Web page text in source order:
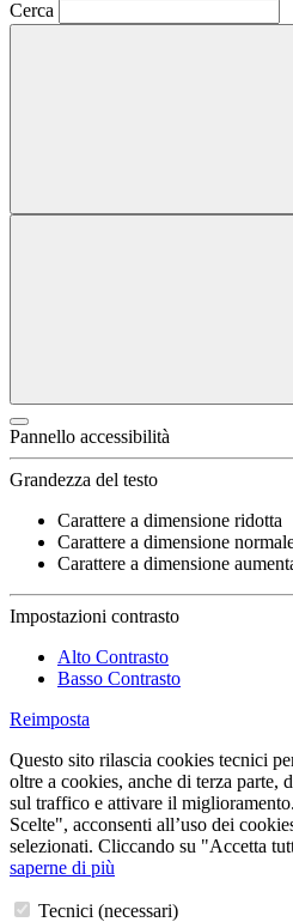
Cerca
Pannello accessibilità
Grandezza del testo
Carattere a dimensione ridotta
Carattere a dimensione
Carattere a dimensione
Impostazioni contrasto
Alto Contrasto
Basso Contrasto
Reimposta
Questo sito rilascia cookies tecnici
oltre a cookies, anche di terza parte,
sul traffico e attivare il
Scelte", acconsenti all’uso dei
selezionati. Cliccando su "Accetta
saperne di più
Tecnici (necessari)